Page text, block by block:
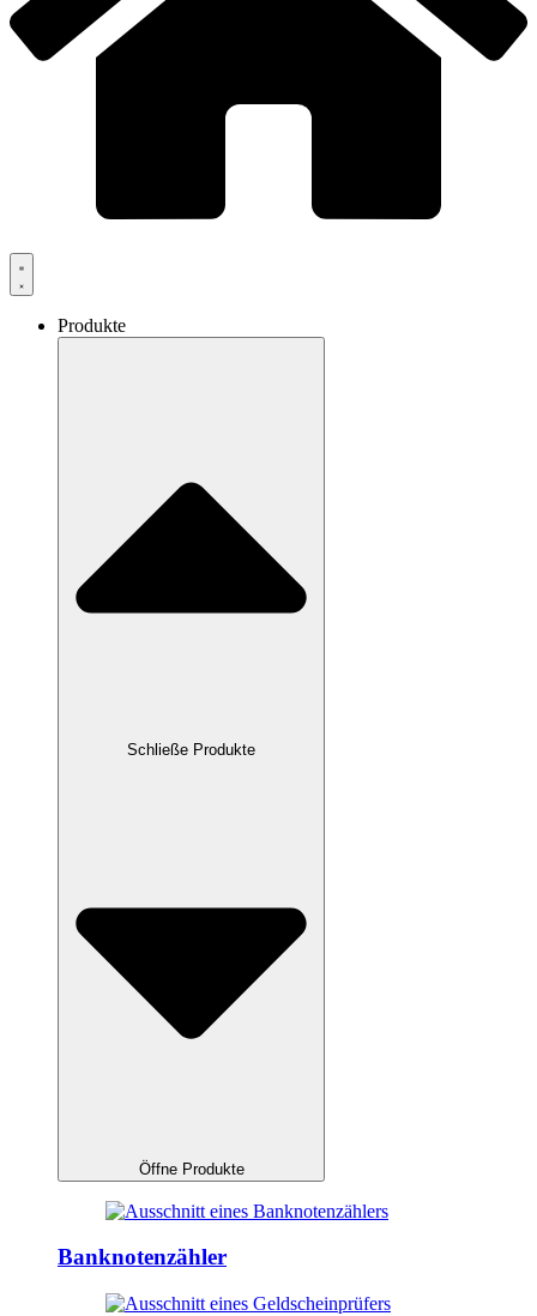
Produkte
Schließe Produkte
Öffne Produkte
Banknotenzähler